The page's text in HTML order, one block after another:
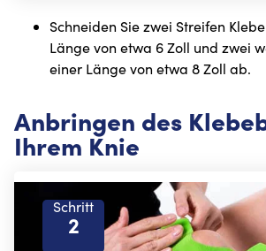
Schneiden Sie zwei Streifen
Länge von etwa 6 Zoll und zwei
einer Länge von etwa 8 Zoll ab.
Anbringen des
Ihrem Knie
Schritt
2